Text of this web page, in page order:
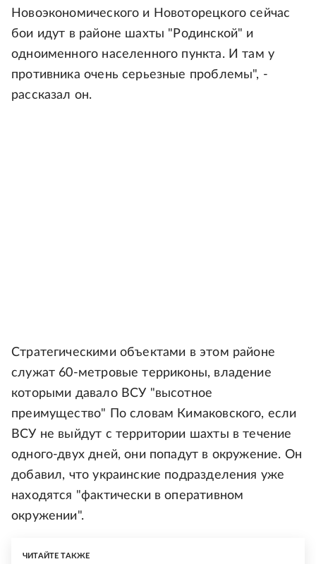
Новоэкономического и Новоторецкого сейчас
бои идут в районе шахты "Родинской" и
одноименного населенного пункта. И там у
противника очень серьезные проблемы", -
рассказал он.
Стратегическими объектами в этом районе
служат 60-метровые терриконы, владение
которыми давало ВСУ "высотное
преимущество" По словам Кимаковского, если
ВСУ не выйдут с территории шахты в течение
одного-двух дней, они попадут в окружение. Он
добавил, что украинские подразделения уже
находятся "фактически в оперативном
окружении".
ЧИТАЙТЕ ТАКЖЕ